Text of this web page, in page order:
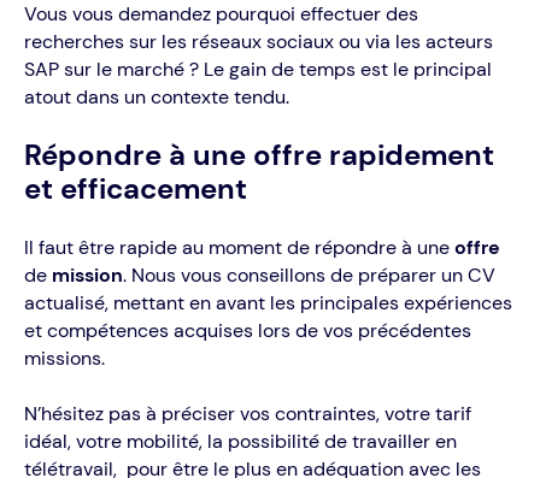
Vous vous demandez pourquoi effectuer des
recherches sur les réseaux sociaux ou via les acteurs
SAP sur le marché ? Le gain de temps est le principal
atout dans un contexte tendu.
Répondre à une offre rapidement
et efficacement
Il faut être rapide au moment de répondre à uneoffre
de mission. Nous vous conseillons de préparer un CV
actualisé, mettant en avant les principales expériences
et compétences acquises lors de vos précédentes
missions.
N’hésitez pas à préciser vos contraintes, votre tarif
idéal, votre mobilité, la possibilité de travailler en
télétravail, pour être le plus en adéquation avec les